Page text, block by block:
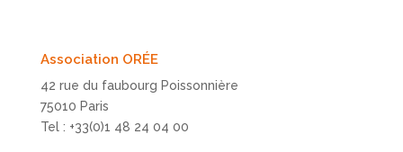
Association ORÉE
42 rue du faubourg Poissonnière
75010 Paris
Tel : +33(0)1 48 24 04 00